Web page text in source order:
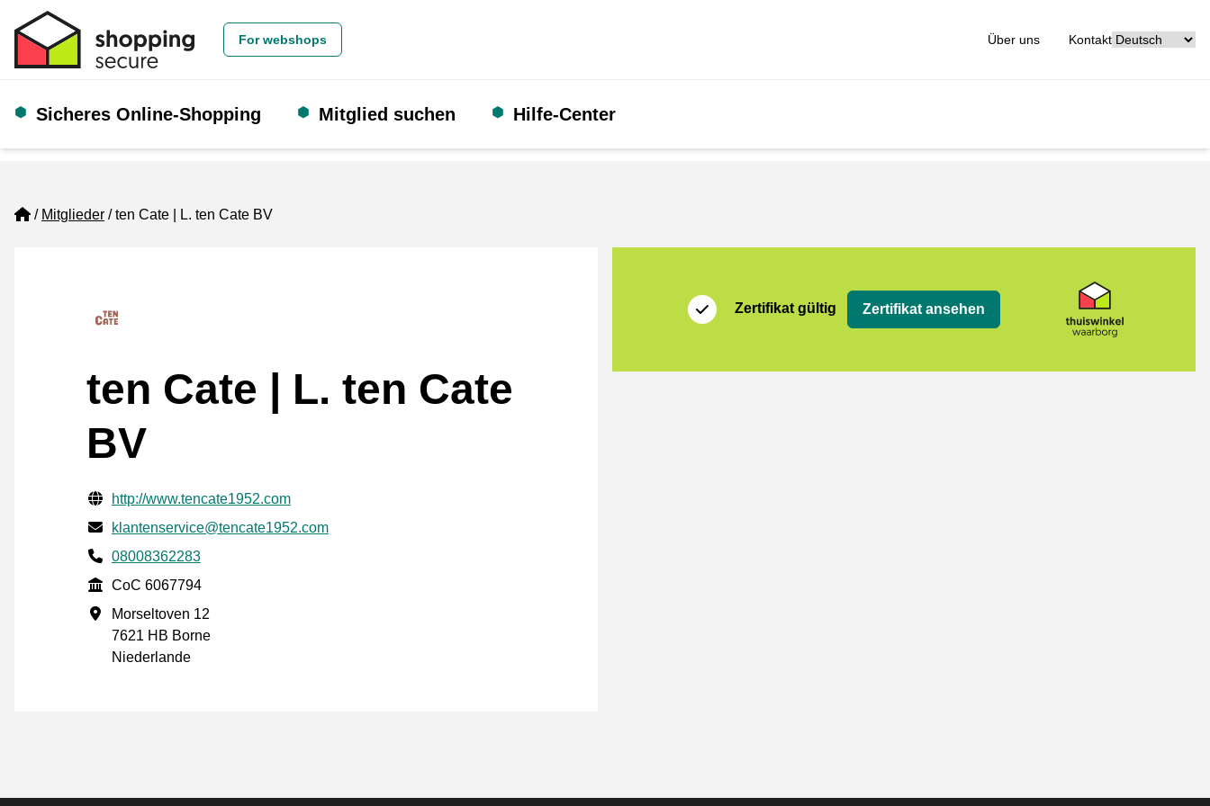
For webshops Über uns Kontakt
Sicheres Online-Shopping Mitglied suchen Hilfe-Center
Home
Mitglieder ten Cate | L. ten Cate BV
ten Cate | L. ten Cate
BV
Geprüfte Kontaktinformationen
Website URL
http://www.tencate1952.com
E-mail
klantenservice@tencate1952.com
Phone number
08008362283
CoC
CoC 6067794
Geschäftsadresse
Morseltoven 12
7621 HB Borne
Niederlande
Zertifikat gültig Zertifikat ansehen